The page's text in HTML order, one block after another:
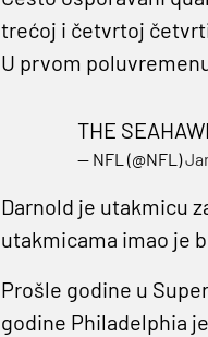
trećoj i četvrtoj
U prvom
THE
— NFL (@NFL)
Darnold je utakmicu
utakmicama imao je
Prošle godine u
godine Philadelphia